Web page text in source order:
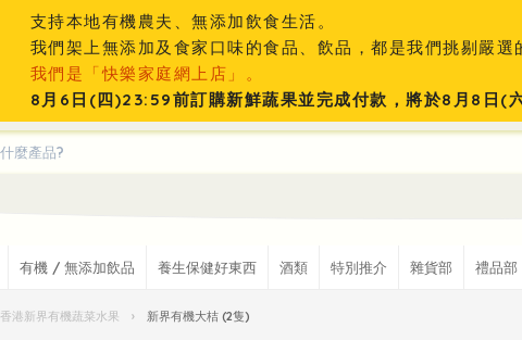
支持本地有機農夫、無添加飲食生活。
我們架上無添加及食家口味的食品、飲品，都是我們挑剔嚴選
我們是「快樂家庭網上店」。
8月6日(四)23:59前訂購新鮮蔬果並完成付款，將於8月8日(
有機 / 無添加飲品 養生保健好東西 酒類 特別推介 雜貨部 禮品部
香港新界有機蔬菜水果 › 新界有機大桔 (2隻)